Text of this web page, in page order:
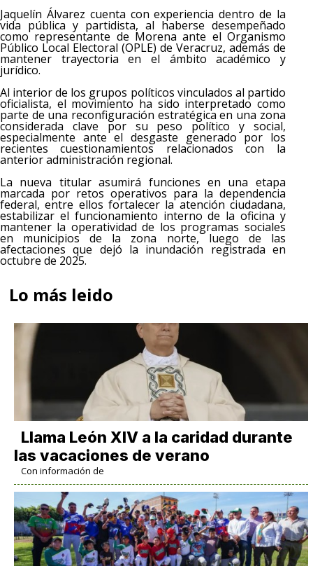
Jaquelín Álvarez cuenta con experiencia dentro de la
vida pública y partidista, al haberse desempeñado
como representante de Morena ante el Organismo
Público Local Electoral (OPLE) de Veracruz, además de
mantener trayectoria en el ámbito académico y
jurídico.
Al interior de los grupos políticos vinculados al partido
oficialista, el movimiento ha sido interpretado como
parte de una reconfiguración estratégica en una zona
considerada clave por su peso político y social,
especialmente ante el desgaste generado por los
recientes cuestionamientos relacionados con la
anterior administración regional.
La nueva titular asumirá funciones en una etapa
marcada por retos operativos para la dependencia
federal, entre ellos fortalecer la atención ciudadana,
estabilizar el funcionamiento interno de la oficina y
mantener la operatividad de los programas sociales
en municipios de la zona norte, luego de las
afectaciones que dejó la inundación registrada en
octubre de 2025.
Lo más leido
Llama León XIV a la caridad durante
las vacaciones de verano
Con información de